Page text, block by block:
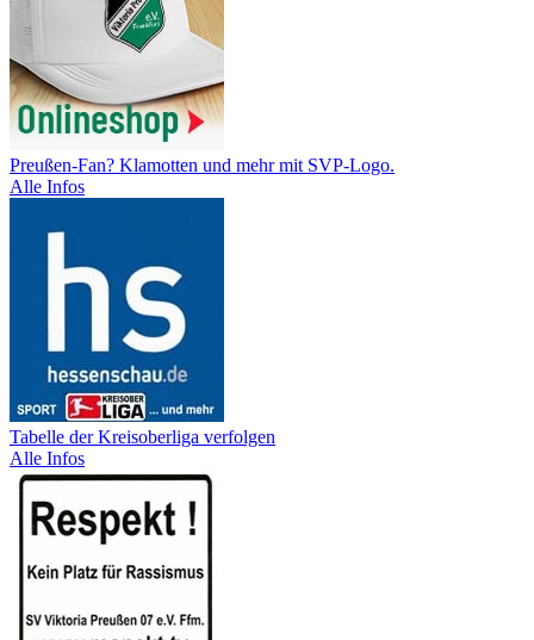
Preußen-Fan? Klamotten und mehr mit SVP-Logo.
Alle Infos
Tabelle der Kreisoberliga verfolgen
Alle Infos